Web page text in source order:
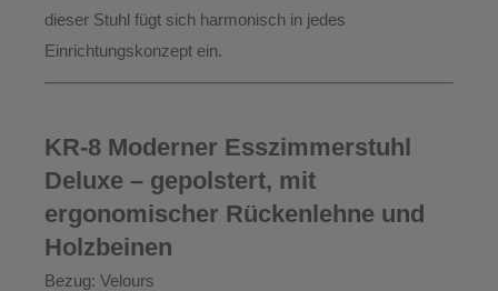
dieser Stuhl fügt sich harmonisch in jedes
Einrichtungskonzept ein.
KR-8 Moderner Esszimmerstuhl
Deluxe – gepolstert, mit
ergonomischer Rückenlehne und
Holzbeinen
Bezug: Velours